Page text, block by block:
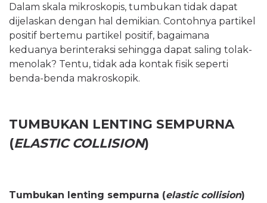
Dalam skala mikroskopis, tumbukan tidak dapat
dijelaskan dengan hal demikian. Contohnya partikel
positif bertemu partikel positif, bagaimana
keduanya berinteraksi sehingga dapat saling tolak-
menolak? Tentu, tidak ada kontak fisik seperti
benda-benda makroskopik.
TUMBUKAN LENTING SEMPURNA
(ELASTIC COLLISION)
Tumbukan lenting sempurna (elastic collision)